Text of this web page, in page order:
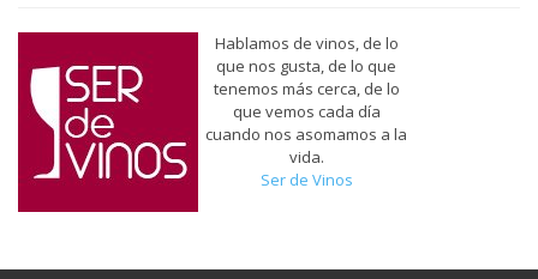
Hablamos de vinos, de lo
que nos gusta, de lo que
tenemos más cerca, de lo
que vemos cada día
cuando nos asomamos a la
vida.
Ser de Vinos